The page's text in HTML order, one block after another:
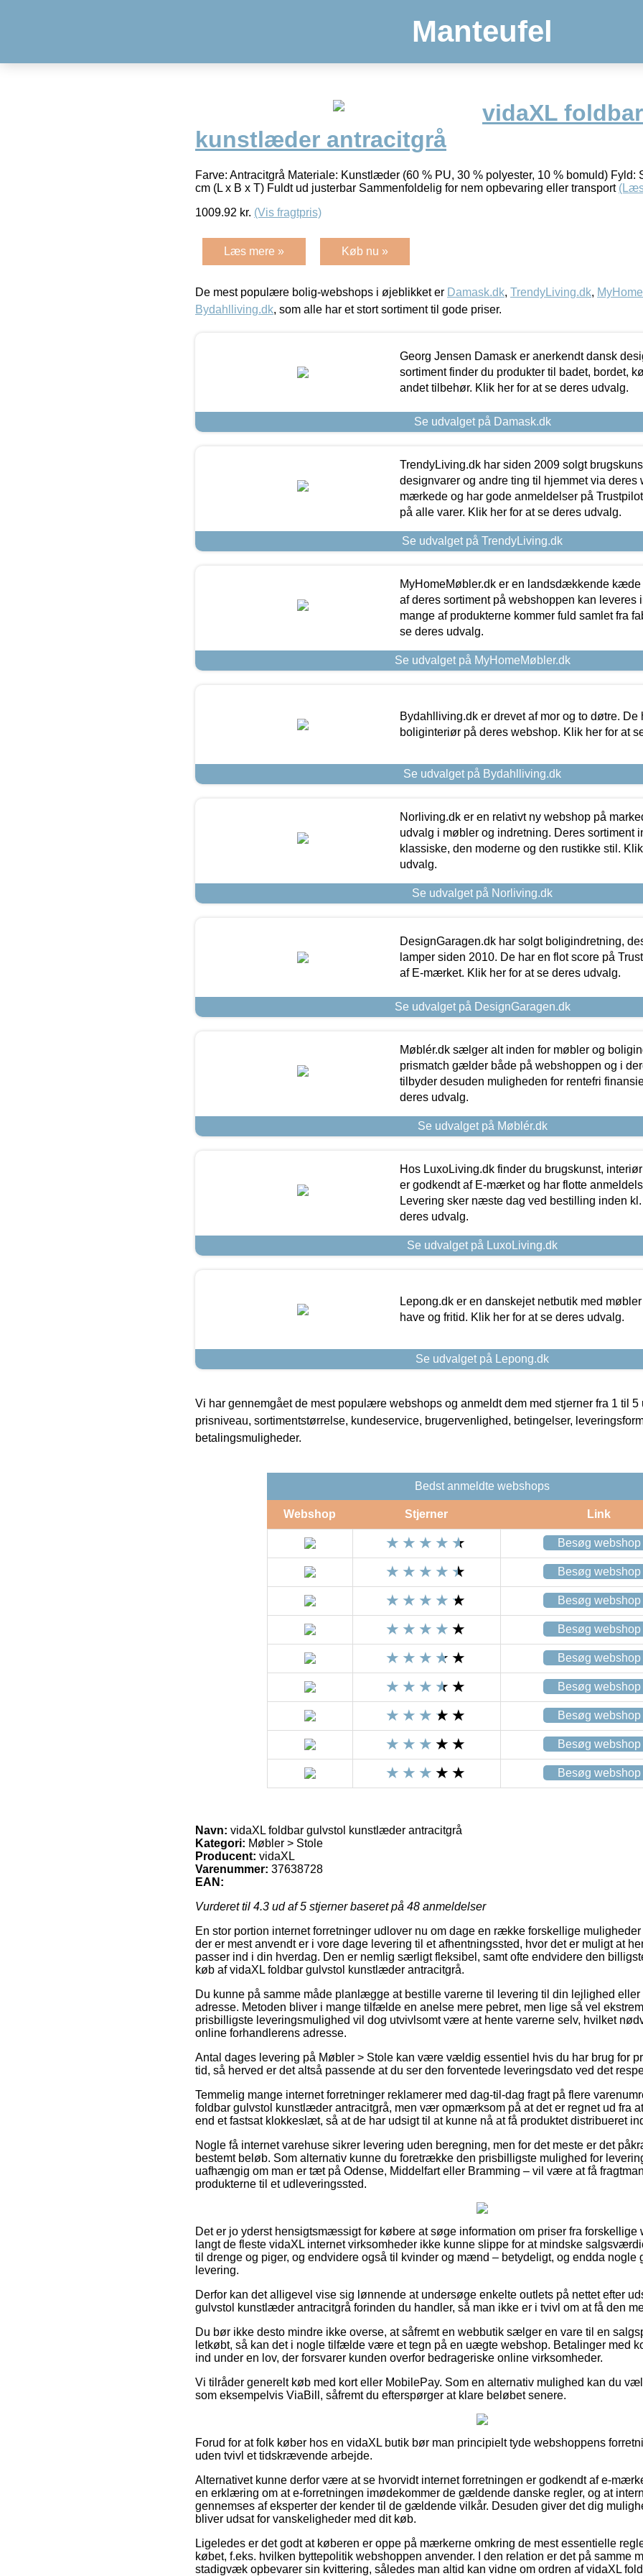
Manteufel
vidaXL
kunstlæder antracitgrå
Farve: Antracitgrå Materiale: Kunstlæder (60 % PU, 30 % polyester, 10 % bomuld) Fyld:
cm (L x B x T) Fuldt ud justerbar Sammenfoldelig for nem opbevaring eller transport
1009.92 kr. (Vis fragtpris)
Læs mere » Køb nu »
De mest populære bolig-webshops i øjeblikket er Damask.dk, TrendyLiving.dk,
Bydahlliving.dk, som alle har et stort sortiment til gode priser.
Georg Jensen Damask er anerkendt dansk
sortiment finder du produkter til badet, bordet,
andet tilbehør. Klik her for at se deres udvalg.
Se udvalget på Damask.dk
TrendyLiving.dk har siden 2009 solgt
designvarer og andre ting til hjemmet via deres
mærkede og har gode anmeldelser på
på alle varer. Klik her for at se deres udvalg.
Se udvalget på TrendyLiving.dk
MyHomeMøbler.dk er en landsdækkende kæde
af deres sortiment på webshoppen kan leveres
mange af produkterne kommer fuld samlet fra
se deres udvalg.
Se udvalget på MyHomeMøbler.dk
Bydahlliving.dk er drevet af mor og to døtre. De
boliginteriør på deres webshop. Klik her for at
Se udvalget på Bydahlliving.dk
Norliving.dk er en relativt ny webshop på
udvalg i møbler og indretning. Deres sortiment
klassiske, den moderne og den rustikke stil.
udvalg.
Se udvalget på Norliving.dk
DesignGaragen.dk har solgt boligindretning,
lamper siden 2010. De har en flot score på
af E-mærket. Klik her for at se deres udvalg.
Se udvalget på DesignGaragen.dk
Møblér.dk sælger alt inden for møbler og
prismatch gælder både på webshoppen og i
tilbyder desuden muligheden for rentefri
deres udvalg.
Se udvalget på Møblér.dk
Hos LuxoLiving.dk finder du brugskunst,
er godkendt af E-mærket og har flotte
Levering sker næste dag ved bestilling inden
deres udvalg.
Se udvalget på LuxoLiving.dk
Lepong.dk er en danskejet netbutik med
have og fritid. Klik her for at se deres udvalg.
Se udvalget på Lepong.dk
Vi har gennemgået de mest populære webshops og anmeldt dem med stjerner fra 1 til 5
prisniveau, sortimentstørrelse, kundeservice, brugervenlighed, betingelser,
betalingsmuligheder.
Bedst anmeldte webshops
Webshop Stjerner Link
Besøg webshop
Besøg webshop
Besøg webshop
Besøg webshop
Besøg webshop
Besøg webshop
Besøg webshop
Besøg webshop
Besøg webshop
Navn: vidaXL foldbar gulvstol kunstlæder antracitgrå
Kategori: Møbler > Stole
Producent: vidaXL
Varenummer: 37638728
EAN:
Vurderet til 4.3 ud af 5 stjerner baseret på 48 anmeldelser
En stor portion internet forretninger udlover nu om dage en række forskellige
der er mest anvendt er i vore dage levering til et afhentningssted, hvor det er muligt at
passer ind i din hverdag. Den er nemlig særligt fleksibel, samt ofte endvidere den
køb af vidaXL foldbar gulvstol kunstlæder antracitgrå.
Du kunne på samme måde planlægge at bestille varerne til levering til din lejlighed
adresse. Metoden bliver i mange tilfælde en anelse mere pebret, men lige så vel
prisbilligste leveringsmulighed vil dog utvivlsomt være at hente varerne selv, hvilket
online forhandlerens adresse.
Antal dages levering på Møbler > Stole kan være vældig essentiel hvis du har brug for
tid, så herved er det altså passende at du ser den forventede leveringsdato ved det
Temmelig mange internet forretninger reklamerer med dag-til-dag fragt på flere
foldbar gulvstol kunstlæder antracitgrå, men vær opmærksom på at det er regnet ud fra
end et fastsat klokkeslæt, så at de har udsigt til at kunne nå at få produktet distribueret
Nogle få internet varehuse sikrer levering uden beregning, men for det meste er det
bestemt beløb. Som alternativ kunne du foretrække den prisbilligste mulighed for
uafhængig om man er tæt på Odense, Middelfart eller Bramming – vil være at få
produkterne til et udleveringssted.
Det er jo yderst hensigtsmæssigt for købere at søge information om priser fra forskellige
langt de fleste vidaXL internet virksomheder ikke kunne slippe for at mindske
til drenge og piger, og endvidere også til kvinder og mænd – betydeligt, og endda nogle
levering.
Derfor kan det alligevel vise sig lønnende at undersøge enkelte outlets på nettet efter
gulvstol kunstlæder antracitgrå forinden du handler, så man ikke er i tvivl om at få den
Du bør ikke desto mindre ikke overse, at såfremt en webbutik sælger en vare til en
letkøbt, så kan det i nogle tilfælde være et tegn på en uægte webshop. Betalinger med
ind under en lov, der forsvarer kunden overfor bedrageriske online virksomheder.
Vi tilråder generelt køb med kort eller MobilePay. Som en alternativ mulighed kan du
som eksempelvis ViaBill, såfremt du efterspørger at klare beløbet senere.
Forud for at folk køber hos en vidaXL butik bør man principielt tyde webshoppens
uden tvivl et tidskrævende arbejde.
Alternativet kunne derfor være at se hvorvidt internet forretningen er godkendt af e-
en erklæring om at e-forretningen imødekommer de gældende danske regler, og at
gennemses af eksperter der kender til de gældende vilkår. Desuden giver det dig
bliver udsat for vanskeligheder med dit køb.
Ligeledes er det godt at køberen er oppe på mærkerne omkring de mest essentielle
købet, f.eks. hvilken byttepolitik webshoppen anvender. I den relation er det på samme
stadigvæk opbevarer sin kvittering, således man altid kan vidne om ordren af vidaXL